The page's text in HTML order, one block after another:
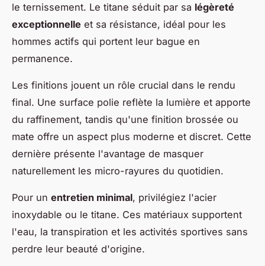
le ternissement. Le titane séduit par sa légèreté
exceptionnelle et sa résistance, idéal pour les
hommes actifs qui portent leur bague en
permanence.
Les finitions jouent un rôle crucial dans le rendu
final. Une surface polie reflète la lumière et apporte
du raffinement, tandis qu'une finition brossée ou
mate offre un aspect plus moderne et discret. Cette
dernière présente l'avantage de masquer
naturellement les micro-rayures du quotidien.
Pour un entretien minimal, privilégiez l'acier
inoxydable ou le titane. Ces matériaux supportent
l'eau, la transpiration et les activités sportives sans
perdre leur beauté d'origine.